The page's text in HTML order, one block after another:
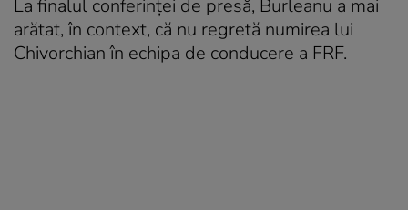
La finalul conferinței de presă, Burleanu a mai
arătat, în context, că nu regretă numirea lui
Chivorchian în echipa de conducere a FRF.